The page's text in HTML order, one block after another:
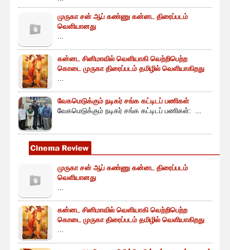
முருகா சன் ஆப் கண்ணு கன்னட திரைப்படம்
வெளியானது
கன்னட சினிமாவில் வெளியாகி வெற்றிபெற்ற
கொடை முருகா திரைப்படம் தமிழில் வெளியாகிறது
வேகமெடுக்கும் நடிகர் சங்க கட்டிடப் பணிகள்
வேகமெடுக்கும் நடிகர் சங்க கட்டிடப் பணிகள்: ...
முருகா சன் ஆப் கண்ணு கன்னட திரைப்படம்
வெளியானது
கன்னட சினிமாவில் வெளியாகி வெற்றிபெற்ற
கொடை முருகா திரைப்படம் தமிழில் வெளியாகிறது